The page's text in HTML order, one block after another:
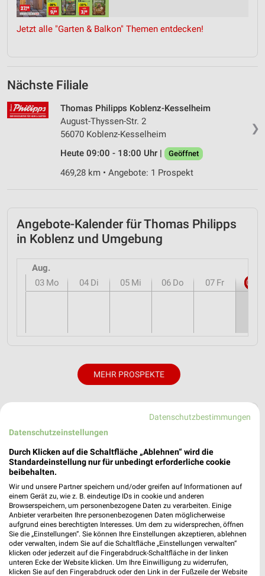
Jetzt alle "Garten & Balkon" Themen entdecken!
Nächste Filiale
❯
Thomas Philipps Koblenz-Kesselheim
August-Thyssen-Str. 2
56070 Koblenz-Kesselheim
Heute 09:00 - 18:00 Uhr |
Geöffnet
469,28 km • Angebote: 1 Prospekt
Angebote-Kalender für Thomas Philipps
in Koblenz und Umgebung
Aug.
03 Mo 04 Di 05 Mi 06 Do 07 Fr 08
MEHR PROSPEKTE
Viel Spaß mit der WM und Thomas Philipps
11.06.2026
Datenschutzbestimmungen
Datenschutzeinstellungen
Durch Klicken auf die Schaltfläche „Ablehnen“ wird die
Standardeinstellung nur für unbedingt erforderliche cookie
beibehalten.
Wir und unsere Partner speichern und/oder greifen auf Informationen auf
einem Gerät zu, wie z. B. eindeutige IDs in cookie und anderen
Browserspeichern, um personenbezogene Daten zu verarbeiten. Einige
Anbieter verarbeiten Ihre personenbezogenen Daten möglicherweise
aufgrund eines berechtigten Interesses. Um dem zu widersprechen, öffnen
Sie die „Einstellungen“. Sie können Ihre Einstellungen akzeptieren, ablehnen
oder verwalten, indem Sie auf die Schaltfläche „Einstellungen verwalten“
klicken oder jederzeit auf die Fingerabdruck-Schaltfläche in der linken
unteren Ecke der Website klicken. Um Ihre Einwilligung zu widerrufen,
klicken Sie auf den Fingerabdruck oder den Link in der Fußzeile der Website